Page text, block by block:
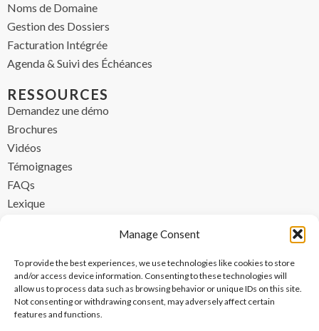
Manage Consent
To provide the best experiences, we use technologies like cookies to store
and/or access device information. Consenting to these technologies will
allow us to process data such as browsing behavior or unique IDs on this site.
Not consenting or withdrawing consent, may adversely affect certain
features and functions.
Noms de Domaine
Gestion des Dossiers
Facturation Intégrée
Agenda & Suivi des Échéances
RESSOURCES
Demandez une démo
Brochures
Vidéos
Témoignages
FAQs
Lexique
FR +33 (0) 1 84 17 45 32
UK +44 (0) 203 445 0535